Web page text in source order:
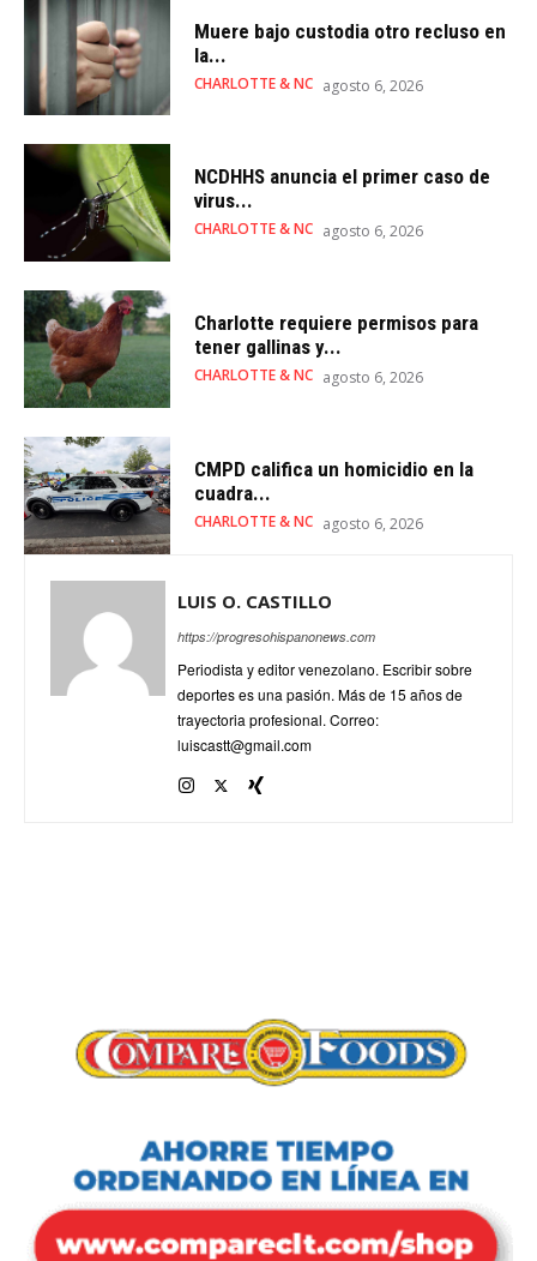
Muere bajo custodia otro recluso en
la...
CHARLOTTE & NC agosto 6, 2026
NCDHHS anuncia el primer caso de
virus...
CHARLOTTE & NC agosto 6, 2026
Charlotte requiere permisos para
tener gallinas y...
CHARLOTTE & NC agosto 6, 2026
CMPD califica un homicidio en la
cuadra...
CHARLOTTE & NC agosto 6, 2026
LUIS O. CASTILLO
https://progresohispanonews.com
Periodista y editor venezolano. Escribir sobre
deportes es una pasión. Más de 15 años de
trayectoria profesional. Correo:
luiscastt@gmail.com